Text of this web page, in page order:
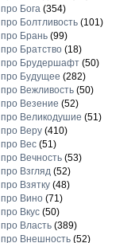
Бога(354)
Болтливость(101)
Брань(99)
Братство(18)
Брудершафт(50)
Будущее (282)
Вежливость(50)
Везение (52)
Великодушие (51)
Веру(410)
Вес(51)
Вечность(53)
Взгляд(52)
Взятку(48)
Вино(71)
Вкус(50)
Власть(389)
Внешность(52)